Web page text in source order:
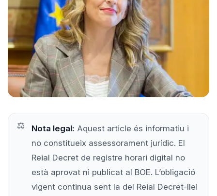
Iniciar sessió
Prova'l gratis
Nota legal: Aquest article és informatiu i
no constitueix assessorament jurídic. El
Reial Decret de registre horari digital no
està aprovat ni publicat al BOE. L’obligació
vigent continua sent la del Reial Decret-llei